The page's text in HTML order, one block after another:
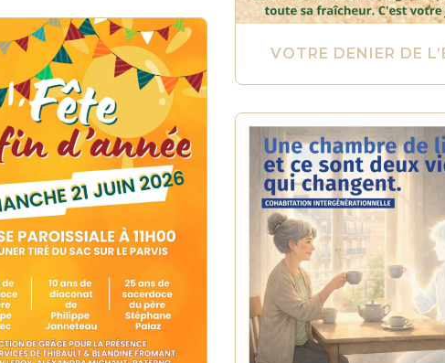
VOTRE DENIER DE